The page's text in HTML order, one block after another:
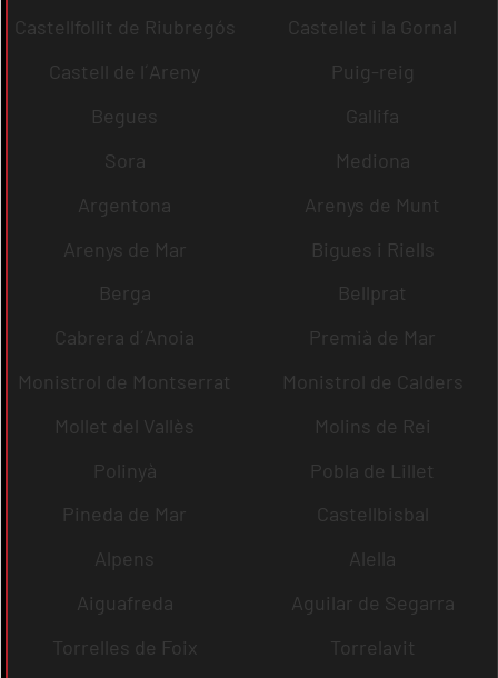
Castellfollit de Riubregós
Castellet i la Gornal
Castell de l´Areny
Puig-reig
Begues
Gallifa
Sora
Mediona
Argentona
Arenys de Munt
Arenys de Mar
Bigues i Riells
Berga
Bellprat
Cabrera d´Anoia
Premià de Mar
Monistrol de Montserrat
Monistrol de Calders
Mollet del Vallès
Molins de Rei
Polinyà
Pobla de Lillet
Pineda de Mar
Castellbisbal
Alpens
Alella
Aiguafreda
Aguilar de Segarra
Torrelles de Foix
Torrelavit